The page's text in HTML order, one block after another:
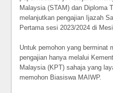
Malaysia (STAM) dan Diploma
melanjutkan pengajian Ijazah
Pertama sesi 2023/2024 di
Untuk pemohon yang berminat
pengajian hanya melalui
Malaysia (KPT) sahaja yang
memohon Biasiswa MAIWP.